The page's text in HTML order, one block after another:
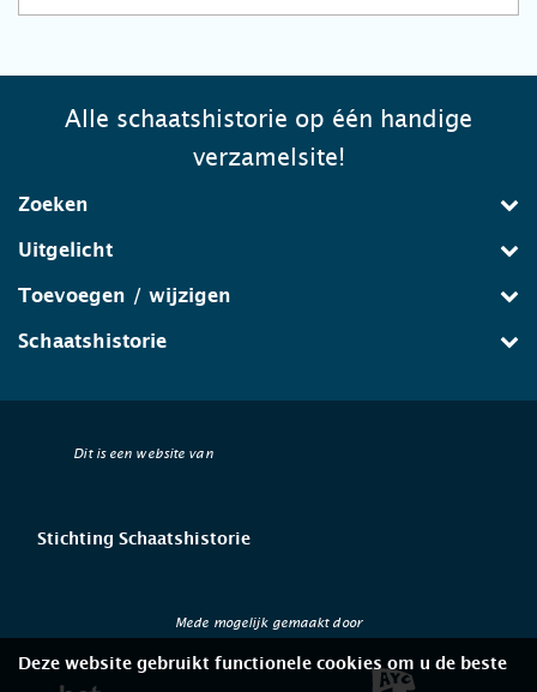
Alle schaatshistorie op één handige
verzamelsite!
Zoeken
Uitgelicht
Toevoegen / wijzigen
Schaatshistorie
Dit is een website van
Stichting Schaatshistorie
Mede mogelijk gemaakt door
Deze website gebruikt functionele cookies om u de beste